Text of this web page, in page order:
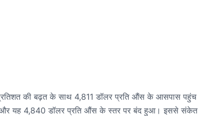
प्रतिशत की बढ़त के साथ 4,811 डॉलर प्रति औंस के आसपास पहुंच
और यह 4,840 डॉलर प्रति औंस के स्तर पर बंद हुआ। इससे संकेत